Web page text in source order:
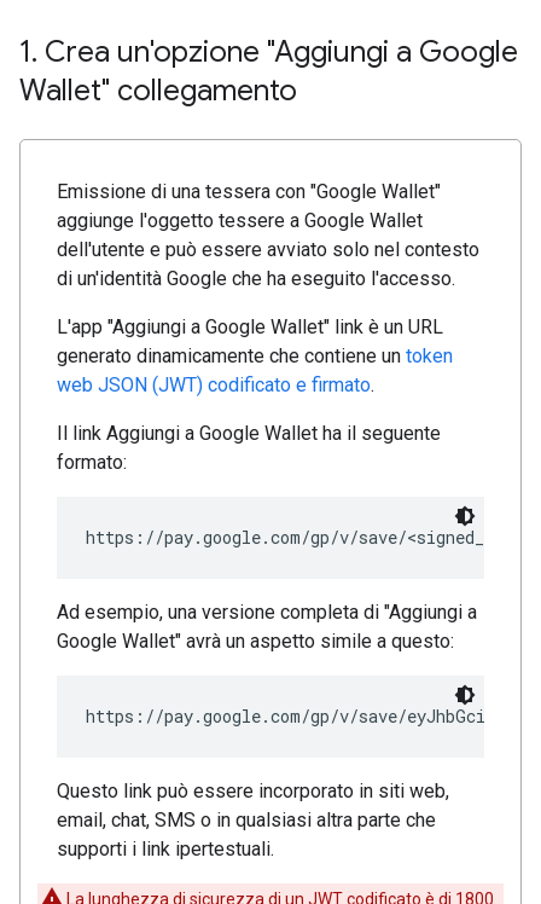
1. Crea un'opzione "Aggiungi a Google
Wallet" collegamento
Emissione di una tessera con "Google Wallet"
aggiunge l'oggetto tessere a Google Wallet
dell'utente e può essere avviato solo nel contesto
di un'identità Google che ha eseguito l'accesso.
L'app "Aggiungi a Google Wallet" link è un URL
generato dinamicamente che contiene un token
web JSON (JWT) codificato e firmato.
Il link Aggiungi a Google Wallet ha il seguente
formato:
Ad esempio, una versione completa di "Aggiungi a
Google Wallet" avrà un aspetto simile a questo:
https://pay.google.com/gp/v/save/
Questo link può essere incorporato in siti web,
email, chat, SMS o in qualsiasi altra parte che
supporti i link ipertestuali.
La lunghezza di sicurezza di un JWT codificato è di 1800